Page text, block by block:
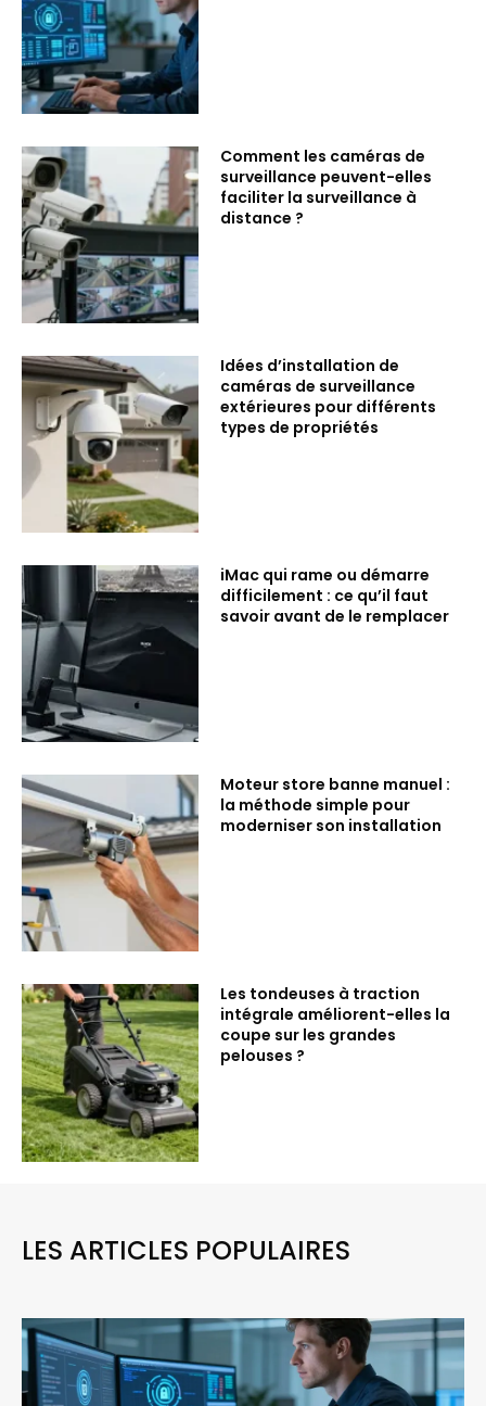
Comment les caméras de
surveillance peuvent-elles
faciliter la surveillance à
distance ?
Idées d’installation de
caméras de surveillance
extérieures pour différents
types de propriétés
iMac qui rame ou démarre
difficilement : ce qu’il faut
savoir avant de le remplacer
Moteur store banne manuel :
la méthode simple pour
moderniser son installation
Les tondeuses à traction
intégrale améliorent-elles la
coupe sur les grandes
pelouses ?
LES ARTICLES POPULAIRES